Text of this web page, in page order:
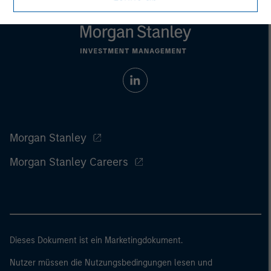
Morgan Stanley
Morgan Stanley Careers
Dieses Dokument ist ein Marketingdokument.
Nutzer müssen die Nutzungsbedingungen lesen und